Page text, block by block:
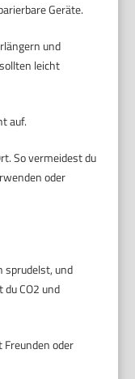
Geräte.
und
leicht
auf.
So vermeidest du
oder
sprudelst, und
du CO2 und
oder